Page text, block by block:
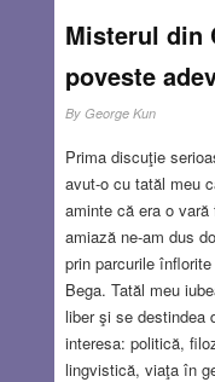
Misterul din
poveste
By George Kun
Prima discuţie
avut-o cu tatăl meu
aminte că era o
amiază ne-am dus
prin parcurile
Bega. Tatăl meu
liber şi se destindea
interesa: politică,
lingvistică, viaţa în